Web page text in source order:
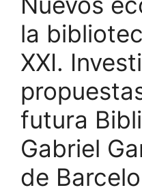
la
XXI.
futura
Gabriel
de